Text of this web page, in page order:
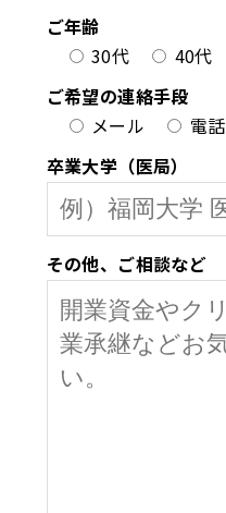
ご年齢
30代
40代
ご希望の連絡手段
メール
電話
卒業大学（医局）
その他、ご相談など